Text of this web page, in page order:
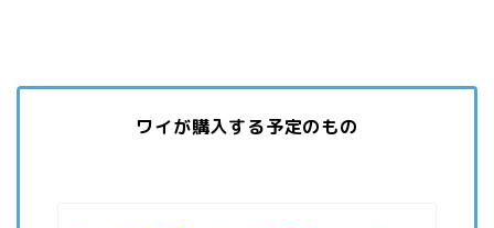
ワイが購入する予定のもの